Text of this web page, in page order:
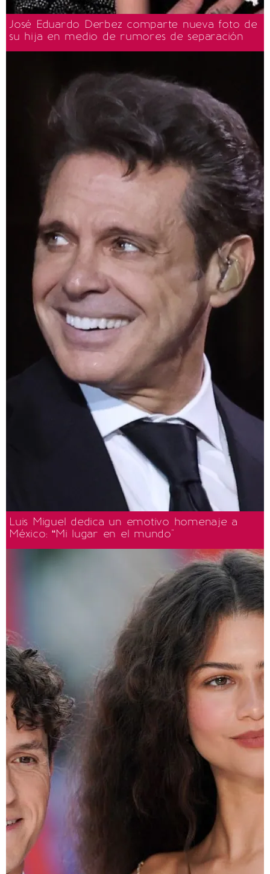
José Eduardo Derbez comparte nueva foto de
su hija en medio de rumores de separación
Luis Miguel dedica un emotivo homenaje a
México: “Mi lugar en el mundo"